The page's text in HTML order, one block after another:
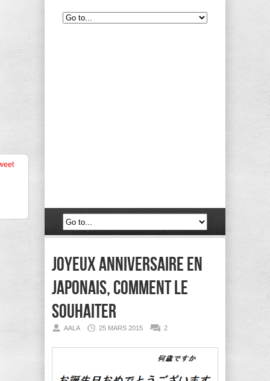
Joyeux anniversaire en
japonais, comment le
souhaiter
AALA 25 MARS 2015 2